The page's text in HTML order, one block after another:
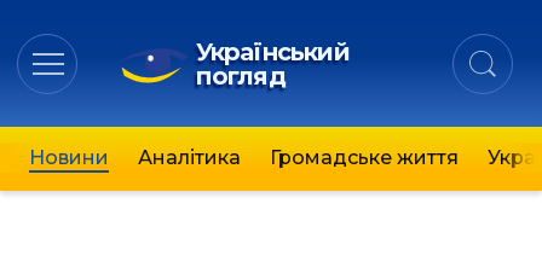
Український
погляд
Новини Аналітика Громадське життя